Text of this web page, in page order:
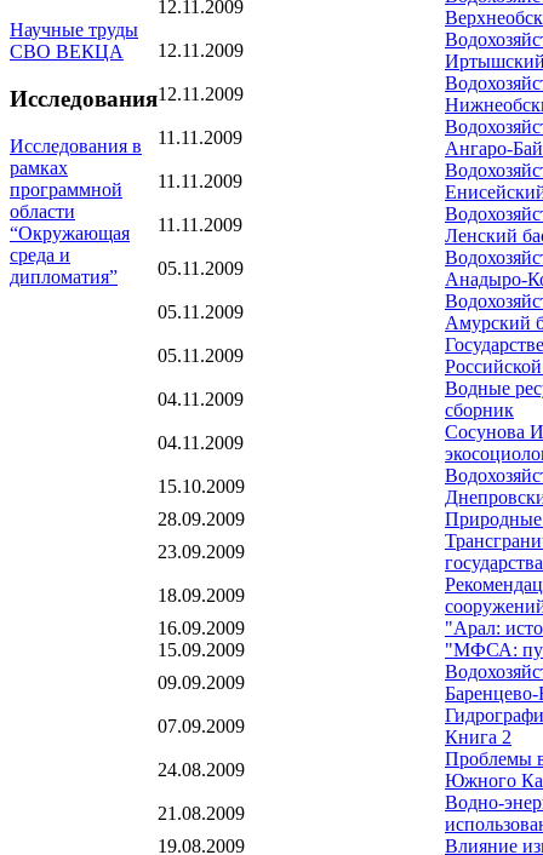
Научные труды
СВО ВЕКЦА
Исследования
Исследования в
рамках
программной
области
“Окружающая
среда и
дипломатия”
12.11.2009
12.11.2009
Иртышский
12.11.2009
11.11.2009
Ангаро-
11.11.2009
11.11.2009
Ленский
05.11.2009
Анадыро-
05.11.2009
Амурский
05.11.2009
04.11.2009
Водные
сборник
04.11.2009
Сосунова
15.10.2009
28.09.2009
Природные
23.09.2009
18.09.2009
16.09.2009
"Арал:
15.09.2009
"МФСА:
09.09.2009
07.09.2009
Книга 2
24.08.2009
Проблемы
Южного
21.08.2009
Водно-
19.08.2009
Влияние